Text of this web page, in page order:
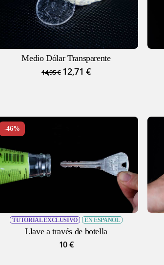
Medio Dólar Transparente
14,95€ El
12,71€El
-46%
TUTORIAL EXCLUSIVO EN ESPAÑOL
Llave a través de botella
10€